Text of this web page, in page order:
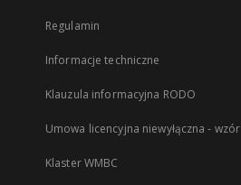
Regulamin
Informacje techniczne
Klauzula informacyjna RODO
Umowa licencyjna niewyłączna - wzór
Klaster WMBC